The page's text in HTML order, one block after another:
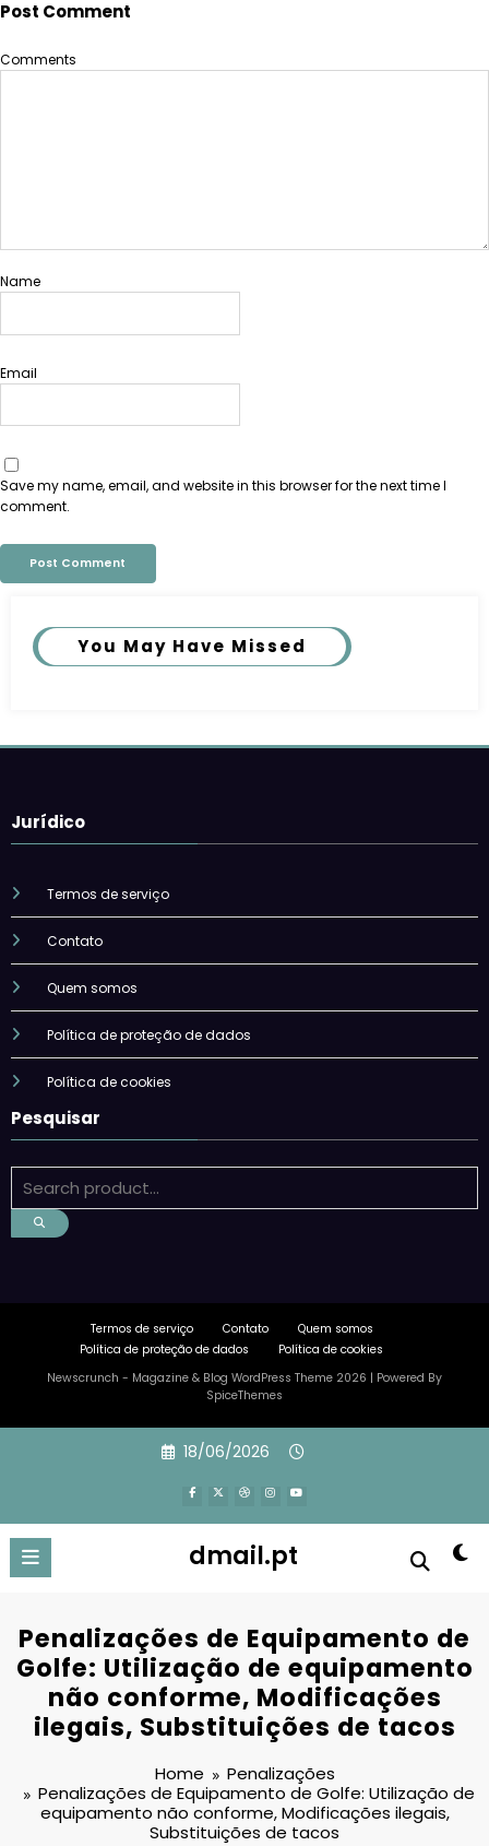
Post Comment
Comments
Name
Email
Save my name, email, and website in this browser for the next time I
comment.
You May Have Missed
Jurídico
Termos de serviço
Contato
Quem somos
Política de proteção de dados
Política de cookies
Pesquisar
Termos de serviço Contato
Quem somos
Política de proteção de dados
Política de cookies
Newscrunch - Magazine & Blog WordPress Theme 2026 | Powered By
SpiceThemes
18/06/2026
dmail.pt
Penalizações de Equipamento de
Golfe: Utilização de equipamento
não conforme, Modificações
ilegais, Substituições de tacos
Home
Penalizações
Penalizações de Equipamento de Golfe: Utilização de
equipamento não conforme, Modificações ilegais,
Substituições de tacos